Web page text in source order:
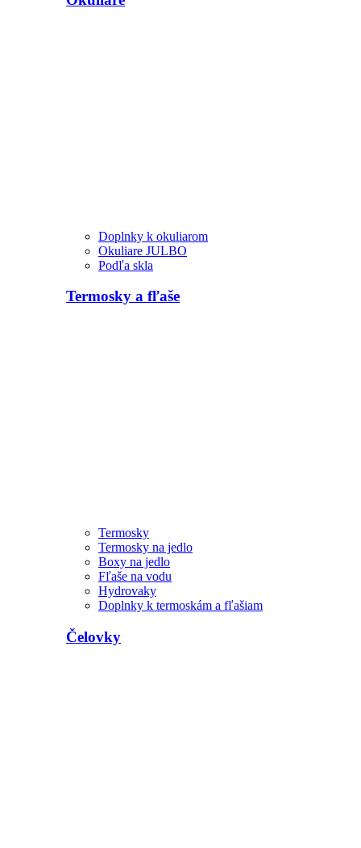
Doplnky k okuliarom
Okuliare JULBO
Podľa skla
Termosky a fľaše
Termosky
Termosky na jedlo
Boxy na jedlo
Fľaše na vodu
Hydrovaky
Doplnky k termoskám a fľašiam
Čelovky